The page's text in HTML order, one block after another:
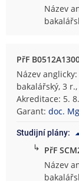
Název
PřF
Název
bakalářský, 3
Akreditace: 5.
Garant:doc.
Studijní plány:
↳ PřF
Název